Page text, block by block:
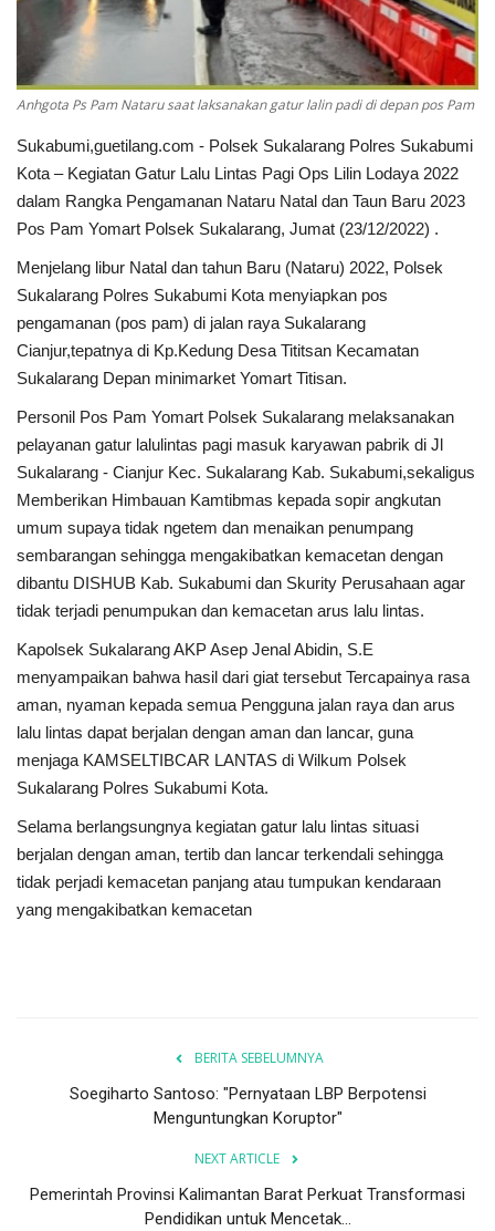
Pekerja Migran Indonesia
Ekonomi
Informasi Journalism
Olahraga
Kesehatan
Layanan Publik
Perempuan/Anak
Anhgota Ps Pam Nataru saat laksanakan gatur lalin padi di depan pos Pam
Sukabumi,guetilang.com - Polsek Sukalarang Polres Sukabumi
Kota – Kegiatan Gatur Lalu Lintas Pagi Ops Lilin Lodaya 2022
dalam Rangka Pengamanan Nataru Natal dan Taun Baru 2023
Pos Pam Yomart Polsek Sukalarang, Jumat (23/12/2022) .
Menjelang libur Natal dan tahun Baru (Nataru) 2022, Polsek
Sukalarang Polres Sukabumi Kota menyiapkan pos
pengamanan (pos pam) di jalan raya Sukalarang
Cianjur,tepatnya di Kp.Kedung Desa Tititsan Kecamatan
Sukalarang Depan minimarket Yomart Titisan.
Personil Pos Pam Yomart Polsek Sukalarang melaksanakan
pelayanan gatur lalulintas pagi masuk karyawan pabrik di Jl
Sukalarang - Cianjur Kec. Sukalarang Kab. Sukabumi,sekaligus
Memberikan Himbauan Kamtibmas kepada sopir angkutan
umum supaya tidak ngetem dan menaikan penumpang
sembarangan sehingga mengakibatkan kemacetan dengan
dibantu DISHUB Kab. Sukabumi dan Skurity Perusahaan agar
tidak terjadi penumpukan dan kemacetan arus lalu lintas.
Kapolsek Sukalarang AKP Asep Jenal Abidin, S.E
menyampaikan bahwa hasil dari giat tersebut Tercapainya rasa
aman, nyaman kepada semua Pengguna jalan raya dan arus
lalu lintas dapat berjalan dengan aman dan lancar, guna
menjaga KAMSELTIBCAR LANTAS di Wilkum Polsek
Sukalarang Polres Sukabumi Kota.
Selama berlangsungnya kegiatan gatur lalu lintas situasi
berjalan dengan aman, tertib dan lancar terkendali sehingga
tidak perjadi kemacetan panjang atau tumpukan kendaraan
yang mengakibatkan kemacetan
BERITA SEBELUMNYA
Soegiharto Santoso: "Pernyataan LBP Berpotensi
Menguntungkan Koruptor"
NEXT ARTICLE
Pemerintah Provinsi Kalimantan Barat Perkuat Transformasi
Pendidikan untuk Mencetak...